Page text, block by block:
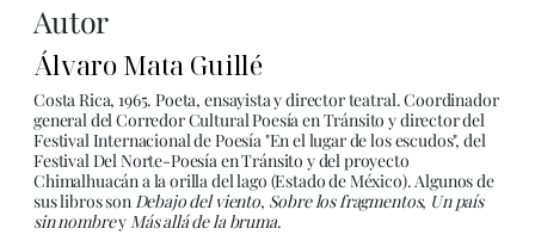
Autor
Álvaro Mata Guillé
Costa Rica, 1965. Poeta, ensayista y director teatral. Coordinador
general del Corredor Cultural Poesía en Tránsito y director del
Festival Internacional de Poesía "En el lugar de los escudos", del
Festival Del Norte-Poesía en Tránsito y del proyecto
Chimalhuacán a la orilla del lago (Estado de México). Algunos de
sus libros sonDebajo del viento, Sobre los fragmentos, Un país
sin nombreyMás allá de la bruma.